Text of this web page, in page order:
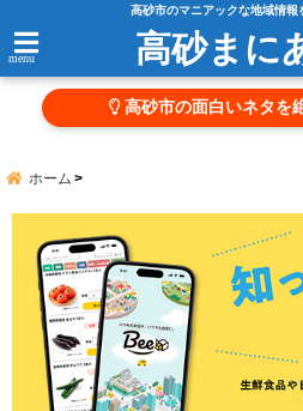
高砂市のマニアックな地域情報
menu 高砂まに
高砂市の面白いネタを
ホーム